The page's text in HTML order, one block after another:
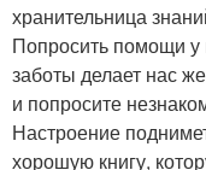
хранительница
Попросить помощи
заботы делает нас
и попросите
Настроение
хорошую книгу,